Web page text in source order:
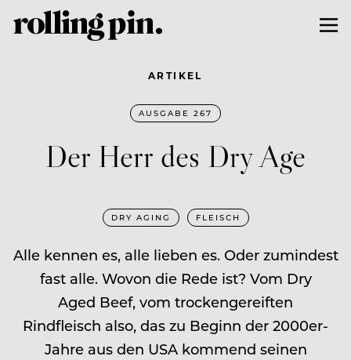
ARTIKEL
AUSGABE 267
Der Herr des Dry Age
DRY AGING FLEISCH
Alle kennen es, alle lieben es. Oder zumindest
fast alle. Wovon die Rede ist? Vom Dry
Aged Beef, vom trockengereiften
Rindfleisch also, das zu Beginn der 2000er-
Jahre aus den USA kommend seinen